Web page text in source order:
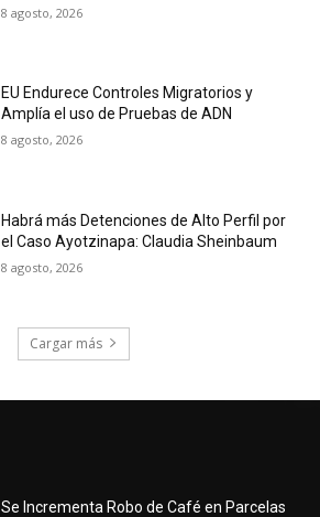
8 agosto, 2026
EU Endurece Controles Migratorios y
Amplía el uso de Pruebas de ADN
8 agosto, 2026
Habrá más Detenciones de Alto Perfil por
el Caso Ayotzinapa: Claudia Sheinbaum
8 agosto, 2026
Cargar más
Se Incrementa Robo de Café en Parcelas